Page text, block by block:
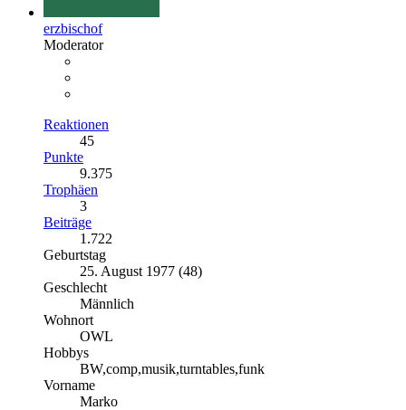
erzbischof
Moderator
Reaktionen
45
Punkte
9.375
Trophäen
3
Beiträge
1.722
Geburtstag
25. August 1977 (48)
Geschlecht
Männlich
Wohnort
OWL
Hobbys
BW,comp,musik,turntables,funk
Vorname
Marko